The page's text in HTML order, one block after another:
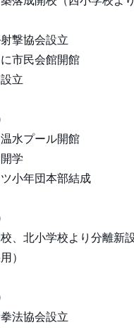
暖房
フル射撃協会
園内に市民会館
立
市民温水プール
き大学開学
小年団本部結成
校、北小学校より分離新
）
法協会設立